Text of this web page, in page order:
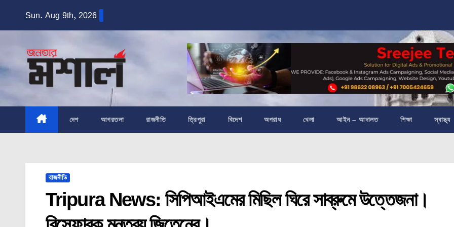
Sun. Aug 9th, 2026
দেশ আগরতলা রাজনীতি ত্রিপুরা বিদেশ অপরাধ খেলা আইন – আদালত শিক্ষা স্বাস্থ্য
রাজনীতি
Tripura News: সিপিআইএমের মিছিল ঘিরে সাব্রুমে উত্তেজনা।